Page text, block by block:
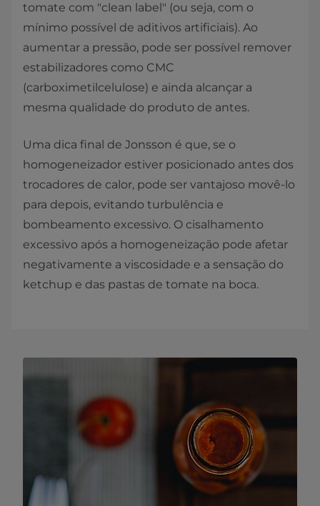
tomate com "clean label" (ou seja, com o
mínimo possível de aditivos artificiais). Ao
aumentar a pressão, pode ser possível remover
estabilizadores como CMC
(carboximetilcelulose) e ainda alcançar a
mesma qualidade do produto de antes.
Uma dica final de Jonsson é que, se o
homogeneizador estiver posicionado antes dos
trocadores de calor, pode ser vantajoso movê-lo
para depois, evitando turbulência e
bombeamento excessivo. O cisalhamento
excessivo após a homogeneização pode afetar
negativamente a viscosidade e a sensação do
ketchup e das pastas de tomate na boca.